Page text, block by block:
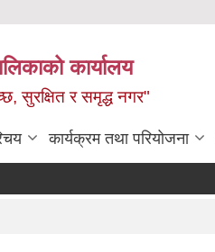
कार्यालय
सुरक्षित र समृद्ध नगर"
कार्यक्रम तथा परियोजना